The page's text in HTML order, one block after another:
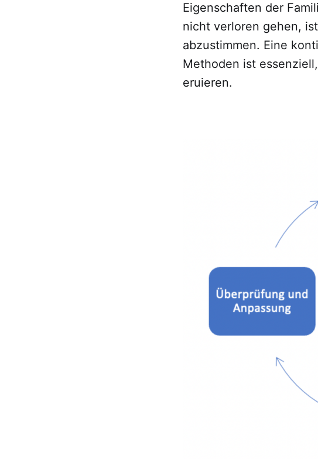
Eigenschaften der
nicht verloren gehen,
abzustimmen. Eine
Methoden ist
eruieren.